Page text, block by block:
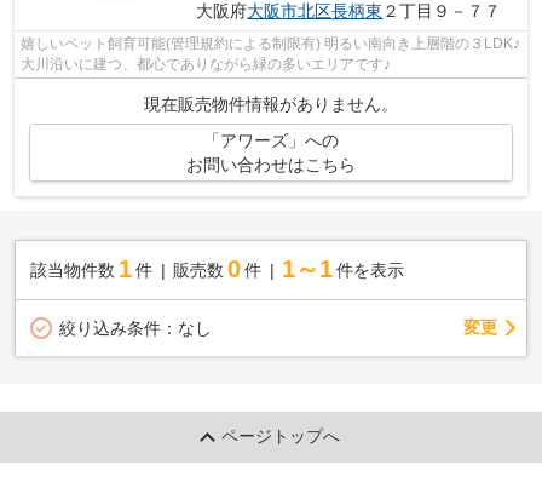
大阪府大阪市北区長柄東 ２丁目９－７７
嬉しいペット飼育可能(管理規約による制限有) 明るい南向き上層階の３LDK♪
大川沿いに建つ、都心でありながら緑の多いエリアです♪
現在販売物件情報がありません。
「アワーズ」への
お問い合わせはこちら
該当物件数 1件 販売数 0 件 1～1 件を表示
絞り込み条件： なし 変更
ページトップへ